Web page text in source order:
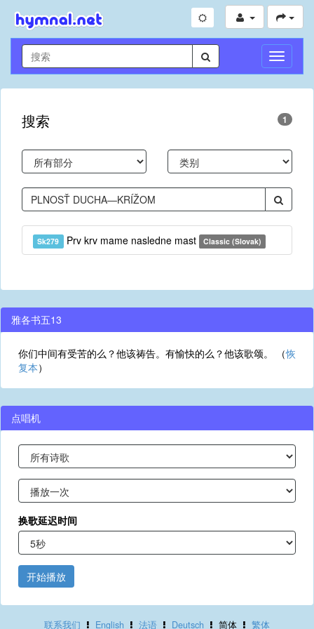
切
换
导
搜索 1
Sk279 Prv krv mame nasledne mast Classic (Slovak)
雅各书五13
你们中间有受苦的么？他该祷告。有愉快的么？他该歌颂。 （恢
复本）
点唱机
换歌延迟时间
开始播放
联系我们 English 法语 Deutsch 简体 繁体